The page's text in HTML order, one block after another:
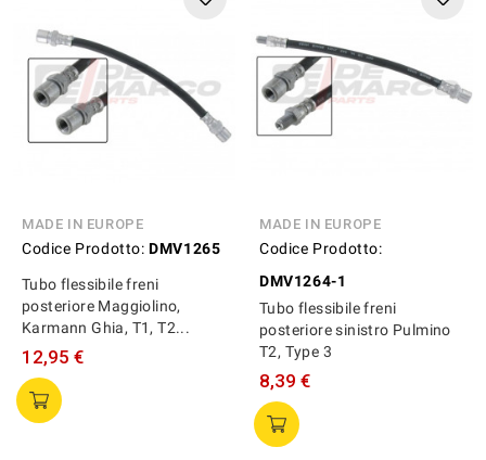
MADE IN EUROPE
Codice Prodotto: DMV1265
Tubo flessibile freni
posteriore Maggiolino,
Karmann Ghia, T1, T2...
12,95 €
MADE IN EUROPE
Codice Prodotto:
DMV1264-1
Tubo flessibile freni
posteriore sinistro Pulmino
T2, Type 3
8,39 €